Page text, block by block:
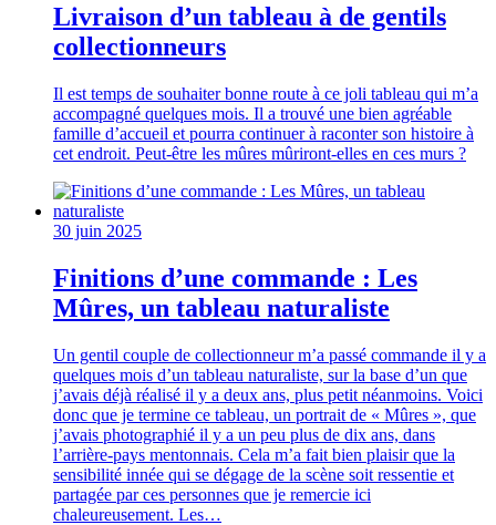
Livraison d’un tableau à de gentils
collectionneurs
Il est temps de souhaiter bonne route à ce joli tableau qui m’a
accompagné quelques mois. Il a trouvé une bien agréable
famille d’accueil et pourra continuer à raconter son histoire à
cet endroit. Peut-être les mûres mûriront-elles en ces murs ?
30 juin 2025
Finitions d’une commande : Les
Mûres, un tableau naturaliste
Un gentil couple de collectionneur m’a passé commande il y a
quelques mois d’un tableau naturaliste, sur la base d’un que
j’avais déjà réalisé il y a deux ans, plus petit néanmoins. Voici
donc que je termine ce tableau, un portrait de « Mûres », que
j’avais photographié il y a un peu plus de dix ans, dans
l’arrière-pays mentonnais. Cela m’a fait bien plaisir que la
sensibilité innée qui se dégage de la scène soit ressentie et
partagée par ces personnes que je remercie ici
chaleureusement. Les…